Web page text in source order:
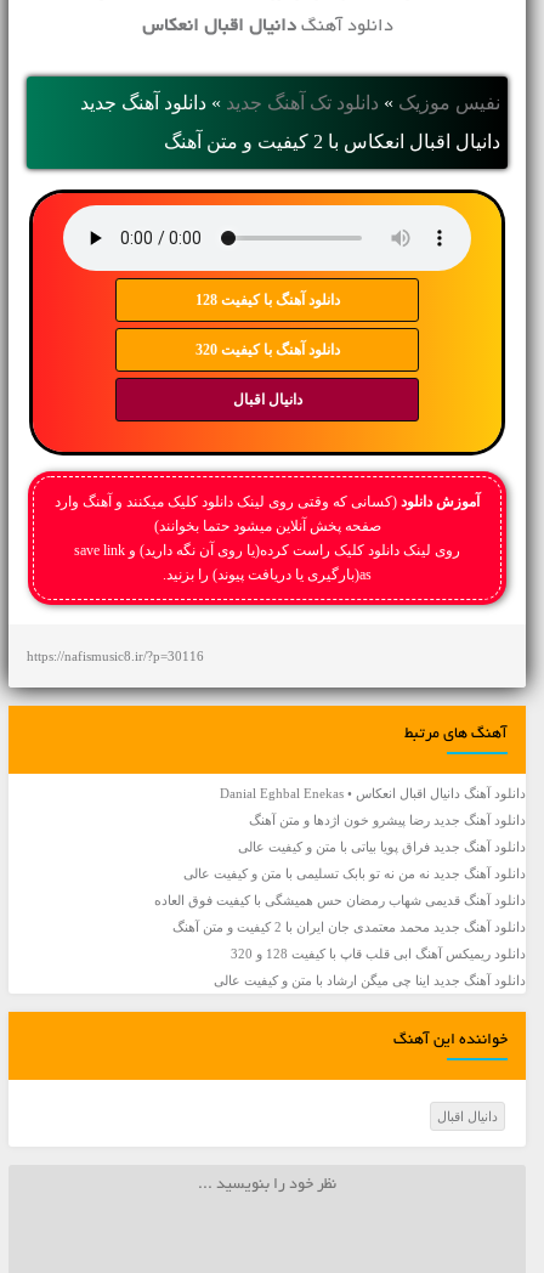
دانلود آهنگدانیال اقبال انعکاس
نفیس موزیک » دانلود تک آهنگ جدید » دانلود آهنگ جديد
دانیال اقبال انعکاس با 2 کیفیت و متن آهنگ
دانلود آهنگ با کیفیت 128
دانلود آهنگ با کیفیت 320
دانیال اقبال
آموزش دانلود(کسانی که وقتی روی لینک دانلود کلیک میکنند و آهنگ وارد
صفحه پخش آنلاین میشود حتما بخوانند)
روی لینک دانلود کلیک راست کرده(یا روی آن نگه دارید) و save link
as(بارگیری یا دریافت پیوند) را بزنید.
https://nafismusic8.ir/?p=30116
آهنگ های مرتبط
دانلود آهنگ دانیال اقبال انعکاس • Danial Eghbal Enekas
دانلود آهنگ جديد رضا پیشرو خون اژدها و متن آهنگ
دانلود آهنگ جديد فراق پویا بیاتی با متن و کیفیت عالی
دانلود آهنگ جديد نه من نه تو بابک تسلیمی با متن و کیفیت عالی
دانلود آهنگ قدیمی شهاب رمضان حس همیشگی با کیفیت فوق العاده
دانلود آهنگ جديد محمد معتمدی جان ایران با 2 کیفیت و متن آهنگ
دانلود ریمیکس آهنگ ابی قلب قاپ با کیفیت 128 و 320
دانلود آهنگ جديد اینا چی میگن ارشاد با متن و کیفیت عالی
خواننده این آهنگ
دانیال اقبال